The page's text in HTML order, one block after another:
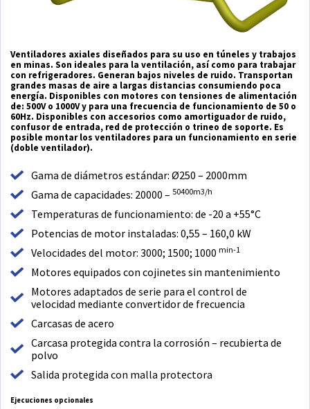
Ventiladores axiales diseñados para su uso en túneles y trabajos
en minas. Son ideales para la ventilación, así como para trabajar
con refrigeradores. Generan bajos niveles de ruido. Transportan
grandes masas de aire a largas distancias consumiendo poca
energía. Disponibles con motores con tensiones de alimentación
de: 500V o 1000V y para una frecuencia de funcionamiento de 50 o
60Hz. Disponibles con accesorios como amortiguador de ruido,
confusor de entrada, red de protección o trineo de soporte. Es
posible montar los ventiladores para un funcionamiento en serie
(doble ventilador).
Gama de diámetros estándar: Ø250 – 2000mm
Gama de capacidades: 20000 – 50400m3/h
Temperaturas de funcionamiento: de -20 a +55°C
Potencias de motor instaladas: 0,55 – 160,0 kW
Velocidades del motor: 3000; 1500; 1000 min-1
Motores equipados con cojinetes sin mantenimiento
Motores adaptados de serie para el control de
velocidad mediante convertidor de frecuencia
Carcasas de acero
Carcasa protegida contra la corrosión – recubierta de
polvo
Salida protegida con malla protectora
Ejecuciones opcionales